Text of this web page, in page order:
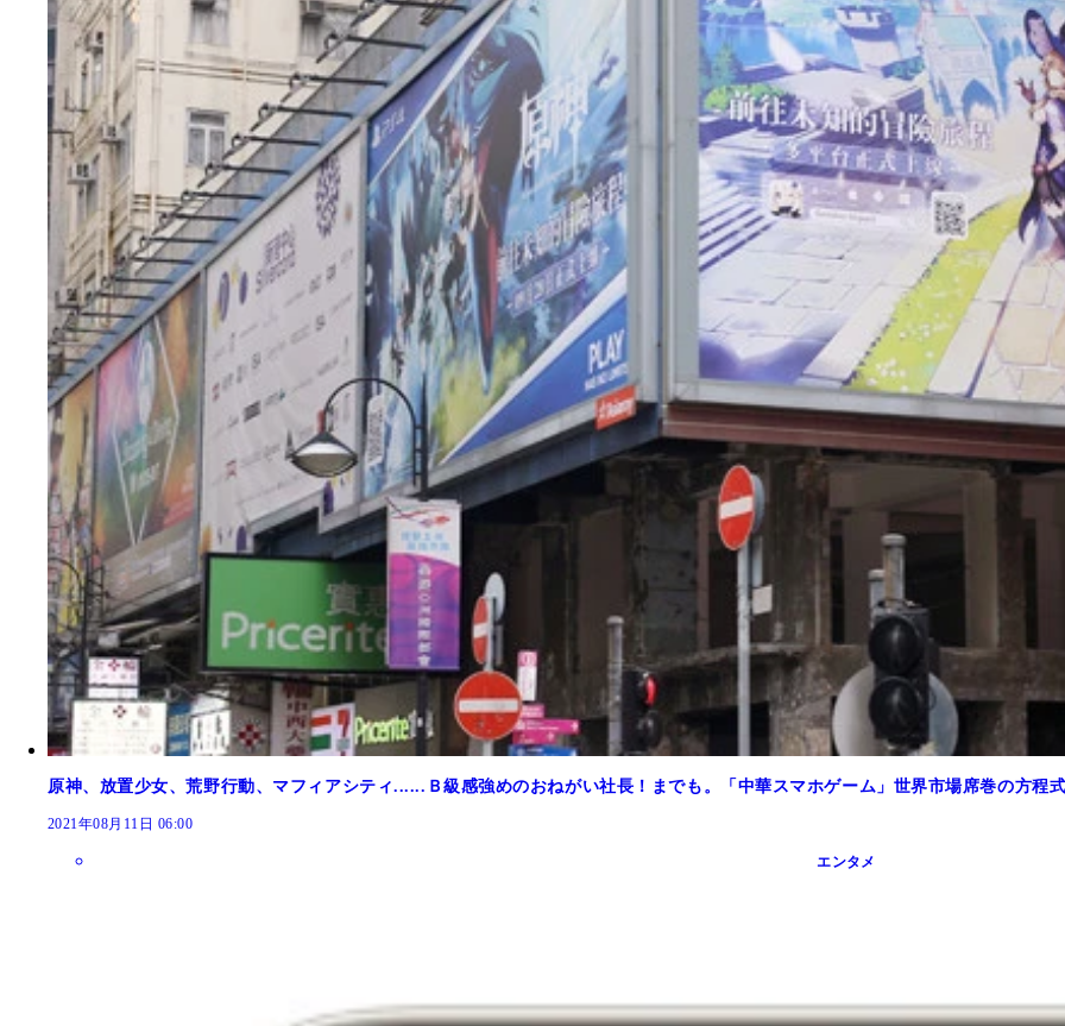
原神、放置少女、荒野行動、マフィアシティ......Ｂ級感強めのおねがい社長！までも。「中華スマホゲーム」世界市場席巻の方程
2021年08月11日 06:00
エンタメ